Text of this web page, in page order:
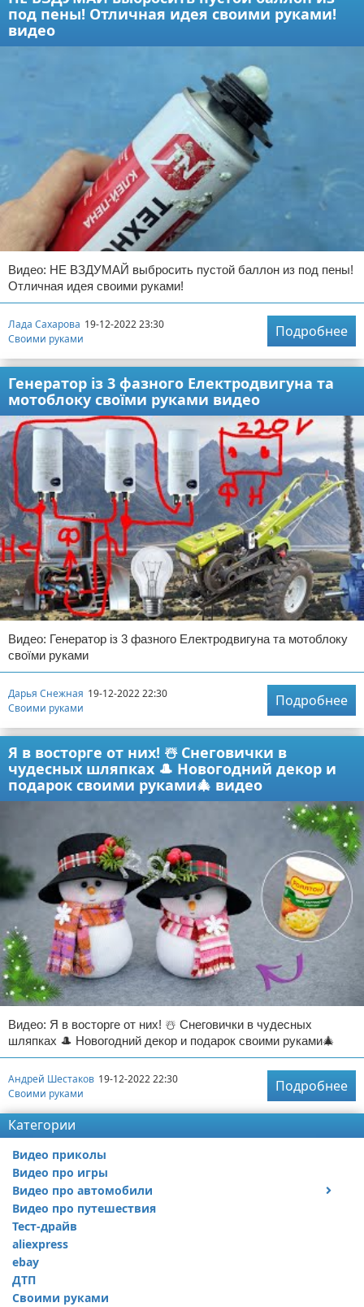
под пены! Отличная идея своими руками!
видео
Видео: НЕ ВЗДУМАЙ выбросить пустой баллон из под пены!
Отличная идея своими руками!
Лада Сахарова 19-12-2022 23:30
Своими руками
Подробнее
Генератор із 3 фазного Електродвигуна та
мотоблоку своїми руками видео
Видео: Генератор із 3 фазного Електродвигуна та мотоблоку
своїми руками
Дарья Снежная 19-12-2022 22:30
Своими руками
Подробнее
Я в восторге от них! ☃️ Снеговички в
чудесных шляпках 🎩 Новогодний декор и
подарок своими руками🎄 видео
Видео: Я в восторге от них! ☃️ Снеговички в чудесных
шляпках 🎩 Новогодний декор и подарок своими руками🎄
Андрей Шестаков 19-12-2022 22:30
Своими руками
Подробнее
Категории
Видео приколы
Видео про игры
Видео про автомобили
Ремонт автомобиля
Видео про путешествия
Тест-драйв
aliexpress
ebay
ДТП
Своими руками